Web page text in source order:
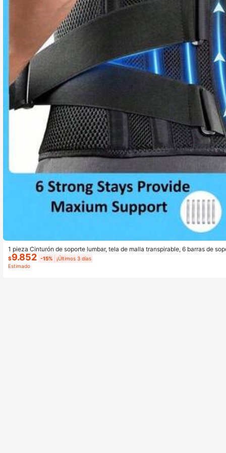
1 pieza Cinturón de soporte lumbar, tela de malla transpirable, 6 barras de
x, fácil de usar
$9.852 -15%
¡Últimos 3 días
Estimado